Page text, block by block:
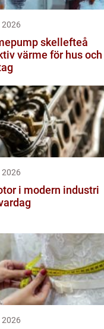
2026
skellefteå
värme för hus och
2026
i modern industri
2026